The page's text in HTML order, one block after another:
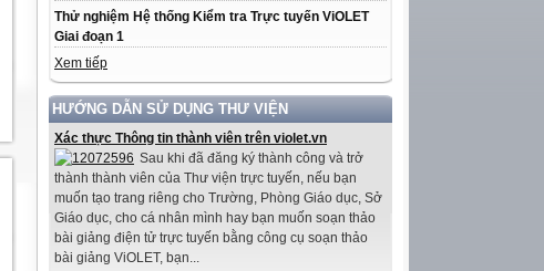
Thử nghiệm Hệ thống Kiểm tra Trực tuyến ViOLET
Giai đoạn 1
Xem tiếp
HƯỚNG DẪN SỬ DỤNG THƯ VIỆN
Xác thực Thông tin thành viên trên violet.vn
Sau khi đã đăng ký thành công và trở
thành thành viên của Thư viện trực tuyến, nếu bạn
muốn tạo trang riêng cho Trường, Phòng Giáo dục, Sở
Giáo dục, cho cá nhân mình hay bạn muốn soạn thảo
bài giảng điện tử trực tuyến bằng công cụ soạn thảo
bài giảng ViOLET, bạn...